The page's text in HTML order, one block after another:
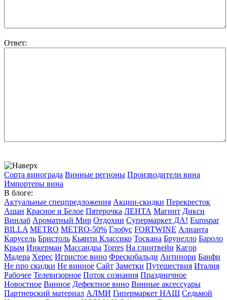
Ответ:
Сорта винограда Винные регионы Производители вина
Импортеры вина
В блоге:
Актуальные спецпредложения Акции-скидки Перекресток
Ашан Красное и Белое Пятерочка ЛЕНТА Магнит Дикси
Винлаб Ароматный Мир Отдохни Супермаркет ДА! Eurospar
BILLA METRO METRO-50% Глобус FORTWINE Алианта
Карусель Бристоль Кьянти Классико Тоскана Брунелло Бароло
Крым Инкерман Массандра Torres На глинтвейн Кагор
Мадера Херес Игристое вино Фрескобальди Антинори Банфи
Не про скидки Не винное Сайт Заметки Путешествия Италия
Рабочее Телевизорное Поток сознания Праздничное
Новостное Винное Дефектное вино Винные аксессуары
Партнерский материал АЛМИ Гипермаркет НАШ Седьмой